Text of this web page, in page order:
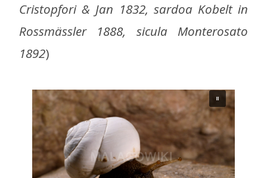
Cristopfori & Jan 1832, sardoa Kobelt in
Rossmässler 1888, sicula Monterosato
1892)